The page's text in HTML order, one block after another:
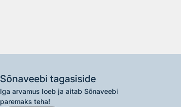
Sõnaveebi tagasiside
Iga arvamus loeb ja aitab Sõnaveebi
paremaks teha!